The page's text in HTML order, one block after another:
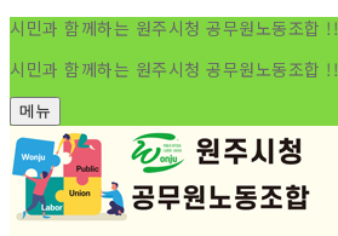
시민과 함께하는 원주시청 공무원노동조합 !!
시민과 함께하는 원주시청 공무원노동조합 !!
메뉴